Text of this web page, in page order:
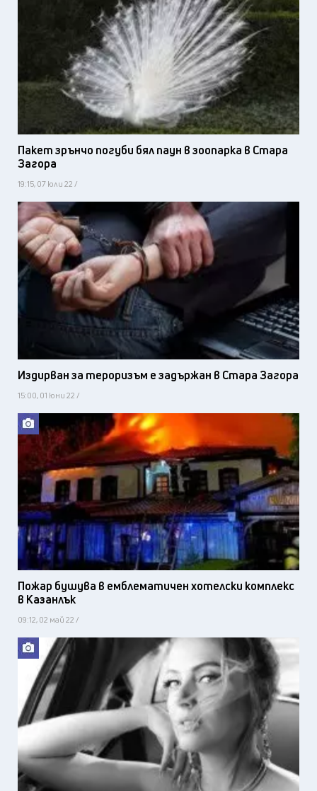
Пакет зрънчо погуби бял паун в зоопарка в Стара
Загора
19:15, 07 юли 22 /
Издирван за тероризъм е задържан в Стара Загора
15:00, 01 юни 22 /
Пожар бушува в емблематичен хотелски комплекс
в Казанлък
09:12, 02 май 22 /